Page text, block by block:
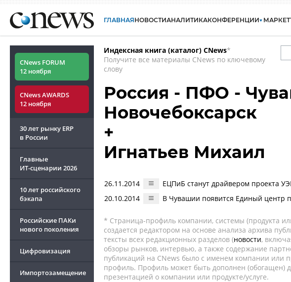
ГЛАВНАЯНОВОСТИАНАЛИТИКАКОНФЕРЕНЦИИ МАРКЕТ
CNews FORUM
12 ноября
CNews AWARDS
12 ноября
30 лет рынку ERP
в России
Главные
ИТ-сценарии 2026
10 лет российского
бэкапа
Российские ПАКи
нового поколения
Цифровизация
Импортозамещение
Индексная книга (каталог) CNews*
Получите все материалы CNews по ключевому
слову
Россия - ПФО -
Новочебоксарск
+
Игнатьев Михаил
26.11.2014
ЕЦПиБ станут драйвером проекта
20.10.2014
В Чувашии появится Единый центр
* Страница-профиль компании, системы (продукта
создается редактором на основе анализа архива
тексты всех редакционных разделов (новости,
обзоры рынков, интервью, а также содержание
публикаций на CNews было с именем компании или
профиль. Профиль может быть дополнен (обогащен)
презентацией о компании или продукте/услуге.